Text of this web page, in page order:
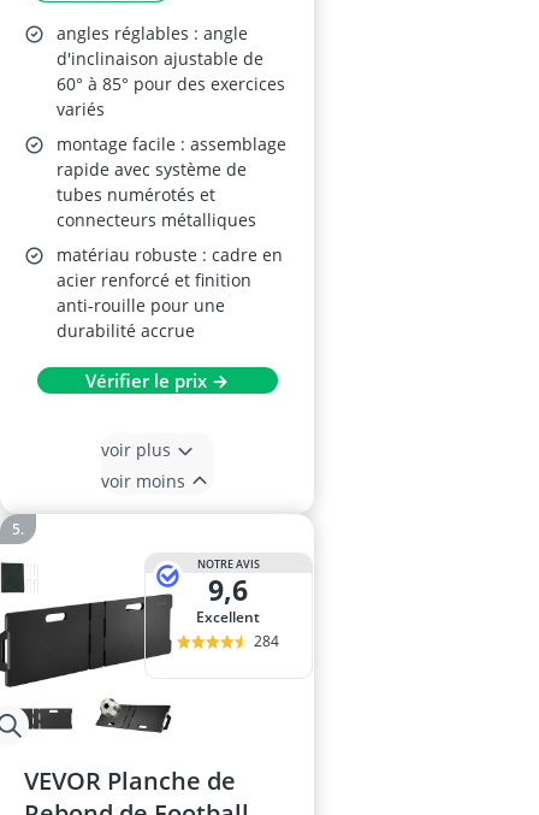
angles réglables : angle
d'inclinaison ajustable de
60° à 85° pour des exercices
variés
montage facile : assemblage
rapide avec système de
tubes numérotés et
connecteurs métalliques
matériau robuste : cadre en
acier renforcé et finition
anti-rouille pour une
durabilité accrue
Vérifier le prix →
voir plus
voir moins
NOTRE AVIS
9,6
Excellent
284
VEVOR Planche de